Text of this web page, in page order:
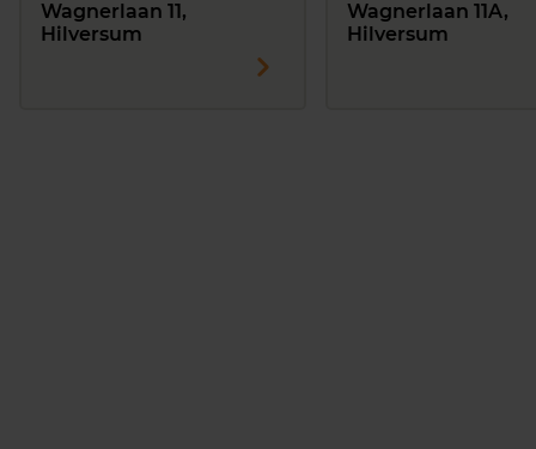
Wagnerlaan 11,
Hilversum
Wagnerlaan 11A,
Hilversum